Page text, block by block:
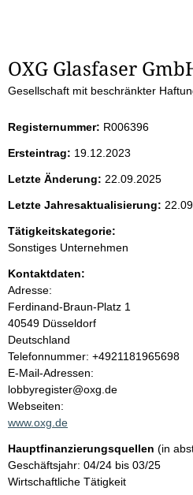
S
e
i
t
e
n
i
n
h
a
l
t
OXG Glasfaser
Gesellschaft mit beschränkter
Registernummer: R006396
Ersteintrag: 19.12.2023
Letzte Änderung: 22.09.2025
Letzte Jahresaktualisierung:
Tätigkeitskategorie:
Sonstiges Unternehmen
Kontaktdaten:
Adresse:
Ferdinand-Braun-Platz 1
40549 Düsseldorf
Deutschland
K
o
n
t
a
t
i
n
Telefonnummer: +4921181965698
E-Mail-Adressen:
lobbyregister@oxg.de
Webseiten:
www.oxg.de
Hauptfinanzierungsquellen (in
Geschäftsjahr: 04/24 bis 03/25
Wirtschaftliche Tätigkeit